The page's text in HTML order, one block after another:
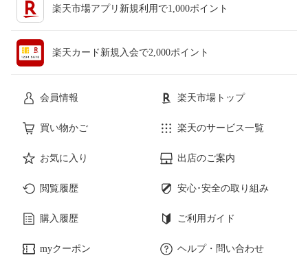
本・雑誌・コミック
楽天市場アプリ新規利用で1,000ポイント
楽天カード新規入会で2,000ポイント
会員情報 楽天市場トップ
買い物かご 楽天のサービス一覧
お気に入り 出店のご案内
閲覧履歴 安心･安全の取り組み
購入履歴 ご利用ガイド
myクーポン ヘルプ・問い合わせ